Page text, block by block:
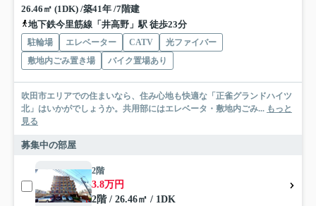
26.46㎡ (1DK) /築41年 /7階建
地下鉄今里筋線「井高野」駅 徒歩23分
駐輪場 エレベーター CATV
光ファイバー
敷地内ごみ置き場
バイク置場あり
吹田市エリアでの住まいなら、住み心地も快適な「正雀グランドハイツ
北」はいかがでしょうか。共用部にはエレベータ・敷地内ごみ... もっと
見る
募集中の部屋
2階
3.8万円
2階 / 26.46㎡ / 1DK